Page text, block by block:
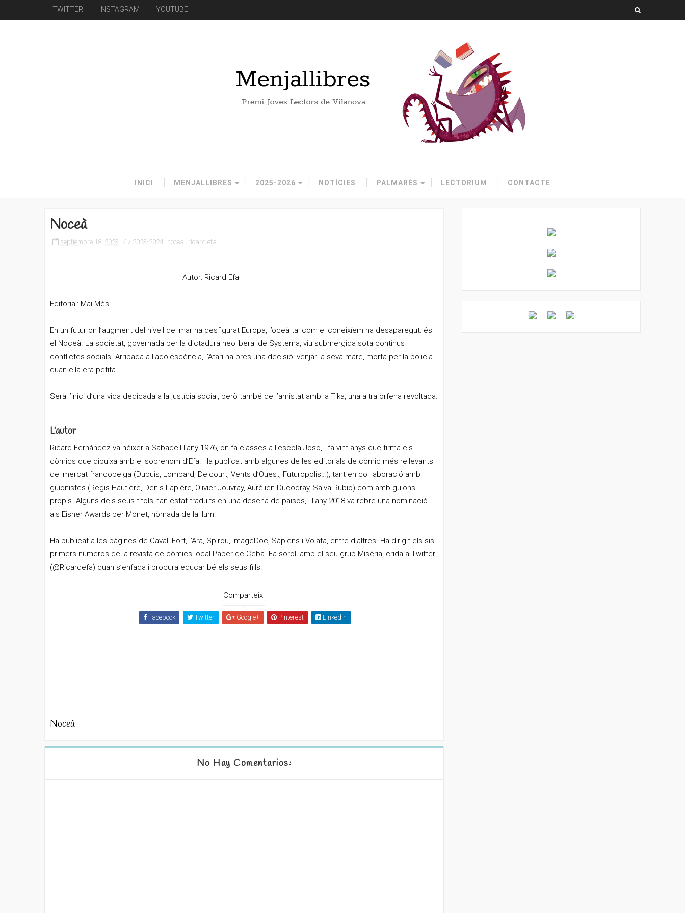
TWITTER INSTAGRAM YOUTUBE
INICI MENJALLIBRES 2025-2026 NOTÍCIES PALMARÈS LECTORIUM CONTACTE
Noceà
septiembre 18, 2023 2023-2024, nocea, ricard efa
Autor: Ricard Efa
Editorial: Mai Més
En un futur on l’augment del nivell del mar ha desfigurat Europa, l’oceà tal com el coneixíem ha desaparegut: és
el Noceà. La societat, governada per la dictadura neoliberal de Systema, viu submergida sota continus
conflictes socials. Arribada a l’adolescència, l’Atari ha pres una decisió: venjar la seva mare, morta per la policia
quan ella era petita.
Serà l’inici d’una vida dedicada a la justícia social, però també de l’amistat amb la Tika, una altra òrfena revoltada.
L'autor
Ricard Fernández va néixer a Sabadell l’any 1976, on fa classes a l’escola Joso, i fa vint anys que firma els
còmics que dibuixa amb el sobrenom d’Efa. Ha publicat amb algunes de les editorials de còmic més rellevants
del mercat francobelga (Dupuis, Lombard, Delcourt, Vents d’Ouest, Futuropolis…), tant en col·laboració amb
guionistes (Regis Hautière, Denis Lapière, Olivier Jouvray, Aurélien Ducodray, Salva Rubio) com amb guions
propis. Alguns dels seus títols han estat traduïts en una desena de països, i l’any 2018 va rebre una nominació
als Eisner Awards per Monet, nòmada de la llum.
Ha publicat a les pàgines de Cavall Fort, l’Ara, Spirou, ImageDoc, Sàpiens i Volata, entre d’altres. Ha dirigit els sis
primers números de la revista de còmics local Paper de Ceba. Fa soroll amb el seu grup Misèria, crida a Twitter
(@Ricardefa) quan s’enfada i procura educar bé els seus fills.
Comparteix:
Facebook Twitter Google+ Pinterest Linkedin
Noceà
No Hay Comentarios: